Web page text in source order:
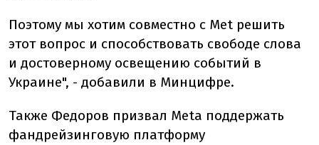
Поэтому мы хотим совместно с Mеt решить
этот вопрос и способствовать свободе слова
и достоверному освещению событий в
Украине", - добавили в Минцифре.
Также Федоров призвал Meta поддержать
фандрейзинговую платформу